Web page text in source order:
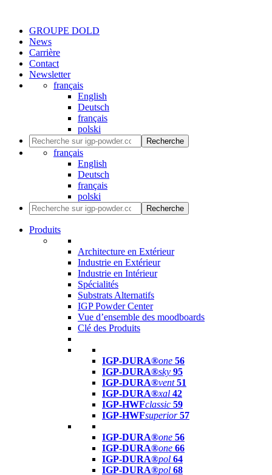
GROUPE DOLD
News
Carrière
Contact
Newsletter
français
English
Deutsch
français
polski
Recherche
français
English
Deutsch
français
polski
Recherche
Produits
Architecture en Extérieur
Industrie en Extérieur
Industrie en Intérieur
Spécialités
Substrats Alternatifs
IGP Powder Center
Vue d’ensemble des moodboards
Clé des Produits
IGP-DURA®one 56
IGP-DURA®sky 95
IGP-DURA®vent 51
IGP-DURA®xal 42
IGP-HWFclassic 59
IGP-HWFsuperior 57
IGP-DURA®one 56
IGP-DURA®one 66
IGP-DURA®pol 64
IGP-DURA®pol 68